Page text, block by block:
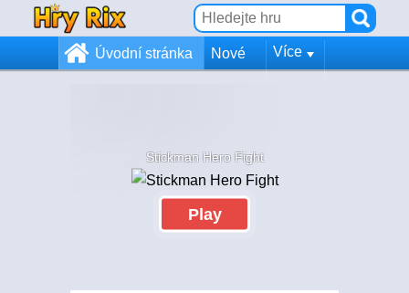
Úvodní stránka Nové Více
Stickman Hero Fight
Play